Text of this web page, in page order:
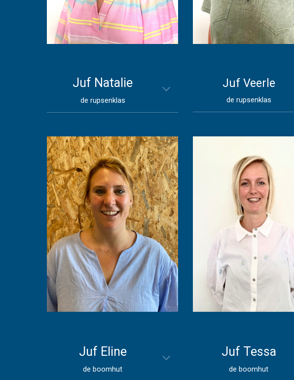
Juf Natalie
de rupsenklas
Juf Veerle
de rupsenklas
Juf Eline
de boomhut
Juf Tessa
de boomhut